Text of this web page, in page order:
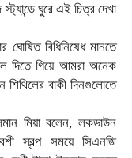
ঘুরে এই চিত্র দেখা
বিধিনিষেধ মানতে
দিতে গিয়ে আমরা অনেক
বাকী দিনগুলোতে
মিয়া বলেন, লকডাউন
স্বল্প সময়ে সিএনজি